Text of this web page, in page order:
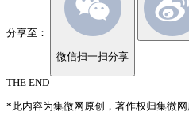
分享至：
微信扫一扫分享
THE END
*此内容为集微网原创，著作权归集微